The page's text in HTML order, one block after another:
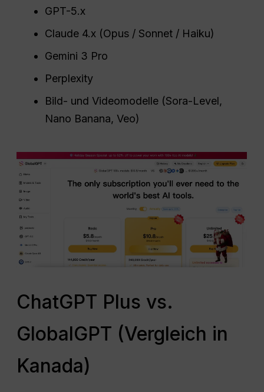
GPT-5.x
Claude 4.x (Opus / Sonnet / Haiku)
Gemini 3 Pro
Perplexity
Bild- und Videomodelle (Sora-Level,
Nano Banana, Veo)
ChatGPT Plus vs.
GlobalGPT (Vergleich in
Kanada)